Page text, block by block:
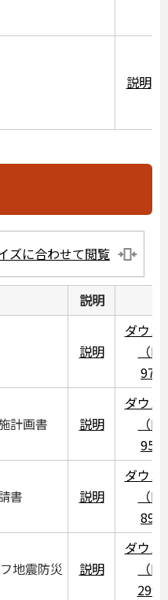
説明
ズに合わせて閲覧
説明
説明
ダウン
（
計画書 説明
ダウン
（
書 説明
ダウン
（
地震防災
説明
ダウン
（